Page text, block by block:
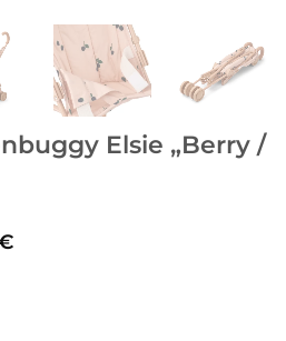
Elsie „Berry /
Aktueller